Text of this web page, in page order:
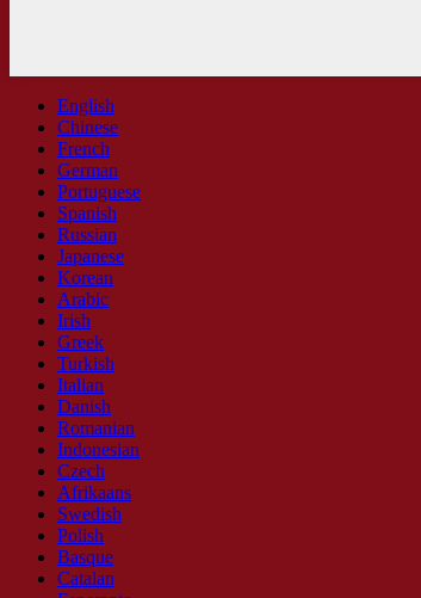
English
Chinese
French
German
Portuguese
Spanish
Russian
Japanese
Korean
Arabic
Irish
Greek
Turkish
Italian
Danish
Romanian
Indonesian
Czech
Afrikaans
Swedish
Polish
Basque
Catalan